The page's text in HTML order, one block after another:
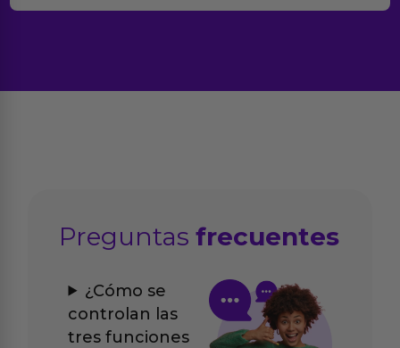
Preguntasfrecuentes
¿Cómo se
controlan las
tres funciones